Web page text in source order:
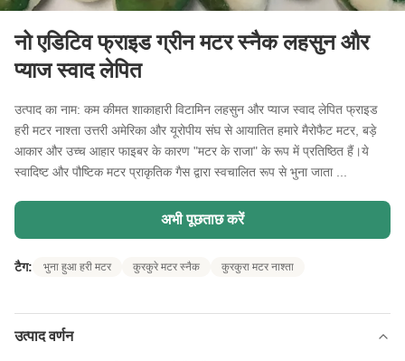
नो एडिटिव फ्राइड ग्रीन मटर स्नैक लहसुन और
प्याज स्वाद लेपित
उत्पाद का नाम: कम कीमत शाकाहारी विटामिन लहसुन और प्याज स्वाद लेपित फ्राइड
हरी मटर नाश्ता उत्तरी अमेरिका और यूरोपीय संघ से आयातित हमारे मैरोफैट मटर, बड़े
आकार और उच्च आहार फाइबर के कारण "मटर के राजा" के रूप में प्रतिष्ठित हैं।ये
स्वादिष्ट और पौष्टिक मटर प्राकृतिक गैस द्वारा स्वचालित रूप से भुना जाता ...
अभी पूछताछ करें
टैग: भुना हुआ हरी मटर कुरकुरे मटर स्नैक कुरकुरा मटर नाश्ता
उत्पाद वर्णन